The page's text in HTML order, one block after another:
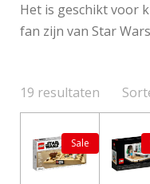
Het is geschikt voor
fan zijn van Star
19 resultaten
Sale